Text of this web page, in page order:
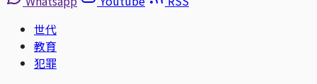
世代
教育
犯罪